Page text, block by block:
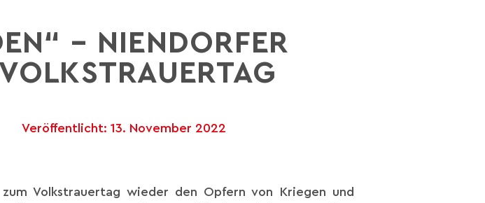
– NIENDORFER
Veröffentlicht: 13. November 2022
Volkstrauertag wieder den Opfern von Kriegen und